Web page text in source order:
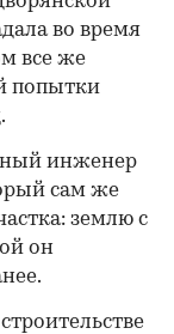
во время
все же
попытки
инженер
сам же
землю с
он